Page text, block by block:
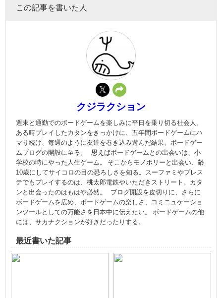
この記事を書いた人
クジラクション
週末と通勤でのボードゲームを楽しみに平日を乗り切る社会人。
ある時プレイしたカタンをきっかけに、五年間ボードゲームにハ
マり続け、毎週のように友達を巻き込み遊んだ結果、ボードゲー
ムブログの開設に至る。 思えばボードゲームとの出会いは、小
学校の時にやった人生ゲーム。 そこからモノポリーと出会い、齢
10歳にしてサイコロの目の恐ろしさを知る。スーファミやプレス
テでもプレイするのは、桃太郎電鉄やいただきストリート。カタ
ンと出会ったのはもはや必然。 ブログ開設を皮切りに、さらに
ボードゲームを広め、ボードゲームの楽しさ、コミニュケーショ
ンツールとしての万能さを日本中に伝えたい。 ボードゲームの他
には、サカナクションが好きだったりする。
最近書いた記事